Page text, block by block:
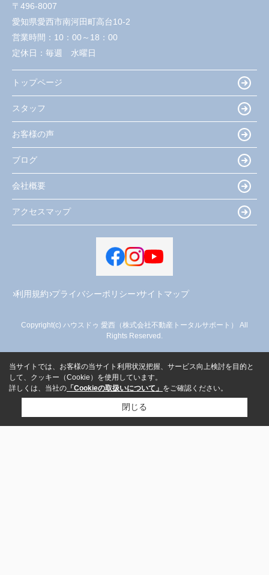
〒496-8007
愛知県愛西市南河田町高台10-2
営業時間： 10：00～18：00
定休日： 毎週 水曜日
トップページ
スタッフ
お客様の声
ブログ
会社概要
アクセスマップ
利用規約 プライバシーポリシー サイトマップ
Copyright(c) ハウスドゥ 愛西（株式会社不動産トータルサポート） All
Rights Reserved.
当サイトでは、お客様の当サイト利用状況把握、サービス向上検討を目的と
して、クッキー（Cookie）を使用しています。
詳しくは、当社の 「Cookieの取扱いについて」 をご確認ください。
閉じる